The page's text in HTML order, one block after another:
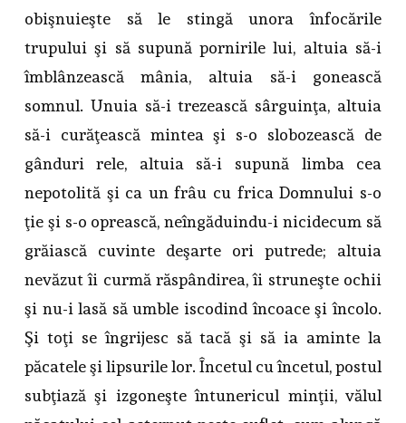
obişnuieşte să le stingă unora înfocările
trupului şi să supună pornirile lui, altuia să-i
îmblânzească mânia, altuia să-i gonească
somnul. Unuia să-i trezească sârguinţa, altuia
să-i curăţească mintea şi s-o slobozească de
gânduri rele, altuia să-i supună limba cea
nepotolită şi ca un frâu cu frica Domnului s-o
ţie şi s-o oprească, neîngăduindu-i nicidecum să
grăiască cuvinte deşarte ori putrede; altuia
nevăzut îi curmă răspândirea, îi struneşte ochii
şi nu-i lasă să umble iscodind încoace şi încolo.
Şi toţi se îngrijesc să tacă şi să ia aminte la
păcatele şi lipsurile lor. Încetul cu încetul, postul
subţiază şi izgoneşte întunericul minţii, vălul